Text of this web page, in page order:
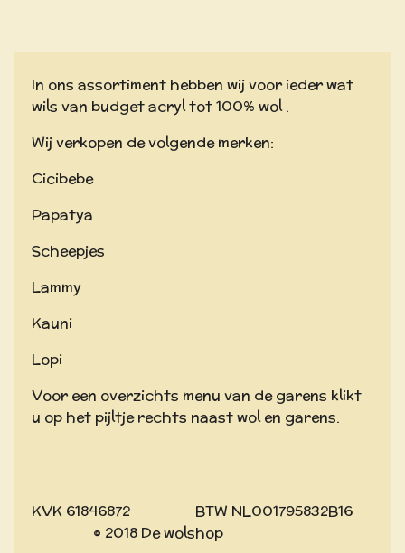
In ons assortiment hebben wij voor ieder wat
wils van budget acryl tot 100% wol .
Wij verkopen de volgende merken:
Cicibebe
Papatya
Scheepjes
Lammy
Kauni
Lopi
Voor een overzichts menu van de garens klikt
u op het pijltje rechts naast wol en garens.
KVK 61846872 BTW NL001795832B16
© 2018 De wolshop